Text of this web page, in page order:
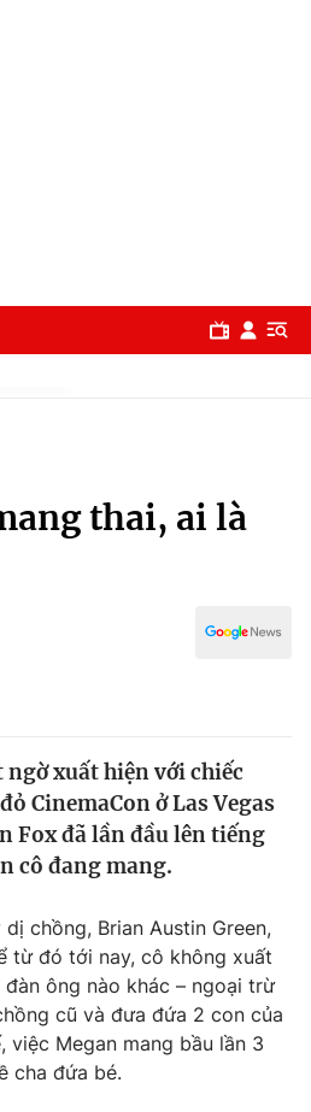
thai, ai là
xuất hiện với chiếc
CinemaCon ở Las Vegas
Fox đã lần đầu lên tiếng
cô đang mang.
chồng, Brian Austin Green,
từ đó tới nay, cô không xuất
ông nào khác – ngoại trừ
cũ và đưa đứa 2 con của
việc Megan mang bầu lần 3
cha đứa bé.